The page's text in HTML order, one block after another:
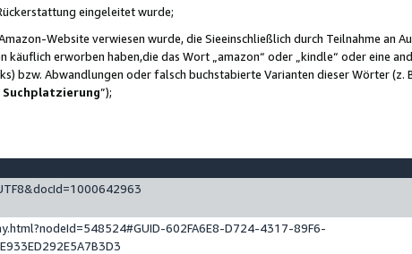
eingeleitet wurde;
Website verwiesen wurde, die Sieeinschließlich durch Teilnahme an
erworben haben,die das Wort „amazon“ oder „kindle“ oder eine
bzw. Abwandlungen oder falsch buchstabierte Varianten dieser Wörter (z.
”);
602FA6E8-D724-4317-89F6-